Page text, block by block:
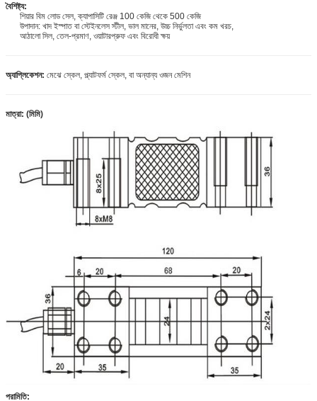
বৈশিষ্ট্য:
শিয়ার বিম লোড সেল, ক্যাপাসিটি রেঞ্জ 100 কেজি থেকে 500 কেজি
উপাদান: খাদ ইস্পাত বা স্টেইনলেস স্টীল, ভাল মানের, উচ্চ নির্ভুলতা এবং কম খরচ,
আঠালো সিল, তেল-প্রমাণ, ওয়াটারপ্রুফ এবং বিরোধী ক্ষয়
অ্যাপ্লিকেশন: মেঝে স্কেল, প্ল্যাটফর্ম স্কেল, বা অন্যান্য ওজন মেশিন
মাত্রা: (মিমি)
পরামিতি: